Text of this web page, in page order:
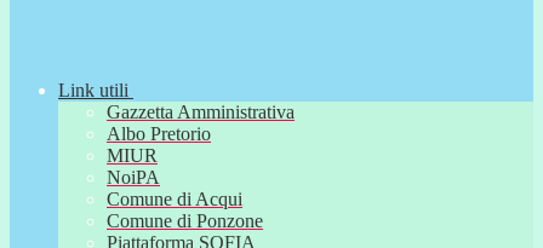
Link utili
Gazzetta Amministrativa
Albo Pretorio
MIUR
NoiPA
Comune di Acqui
Comune di Ponzone
Piattaforma SOFIA